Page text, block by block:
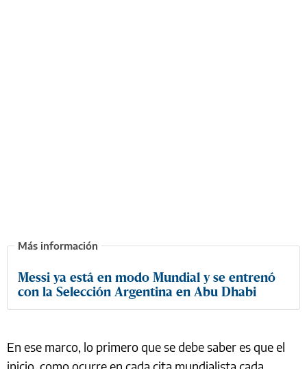
Messi ya está en modo Mundial y se entrenó
con la Selección Argentina en Abu Dhabi
En ese marco, lo primero que se debe saber es que el